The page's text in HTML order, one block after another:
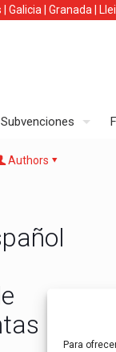
Para
Galicia Granada
Subvenciones
Authors